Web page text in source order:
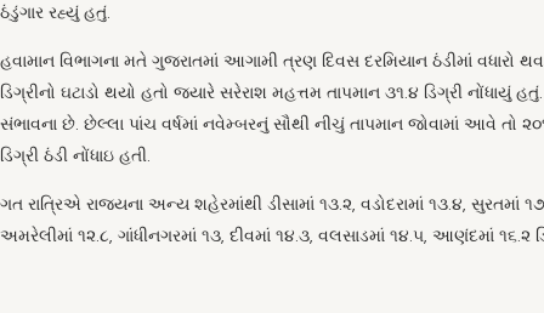
ઠંડુંગાર રહ્યું હતું.
હવામાન વિભાગના મતે ગુજરાતમાં આગામી ત્રણ દિવસ દરમિયાન ઠંડીમાં વધારો
ડિગ્રીનો ઘટાડો થયો હતો જ્યારે સરેરાશ મહત્તમ તાપમાન ૩૧.૪ ડિગ્રી
સંભાવના છે. છેલ્લા પાંચ વર્ષમાં નવેમ્બરનું સૌથી નીચું તાપમાન જોવામાં આવે તો
ડિગ્રી ઠંડી નોંધાઇ હતી.
ગત રાત્રિએ રાજ્યના અન્ય શહેરમાંથી ડીસામાં ૧૩.૨, વડોદરામાં ૧૩.૪, સુરતમાં
અમરેલીમાં ૧૨.૮, ગાંધીનગરમાં ૧૩, દીવમાં ૧૪.૩, વલસાડમાં ૧૪.૫, આણંદમાં ૧૬.૨